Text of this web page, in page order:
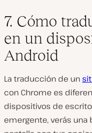
7. Cómo
en un
Android
La traducción de un
con Chrome es
dispositivos de
emergente, verás una